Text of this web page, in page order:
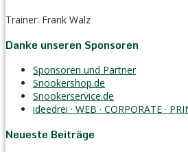
Trainer: Frank Walz
Danke unseren Sponsoren
Sponsoren und Partner
Snookershop.de
Snookerservice.de
ideedrei · WEB · CORPORATE ·
Neueste Beiträge